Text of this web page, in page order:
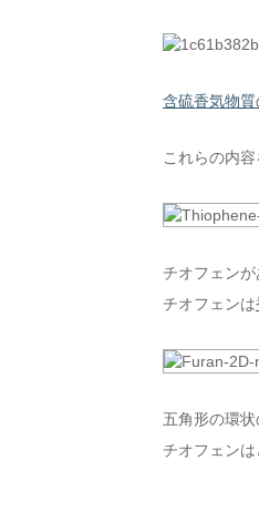
含硫香気物
これらの内
チオフェンが
チオフェンは
五角形の環
チオフェン